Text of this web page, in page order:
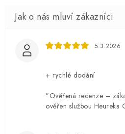
5.3.2026
+ rychlé dodání
"Ověřená recenze –
ověřen službou Heureka